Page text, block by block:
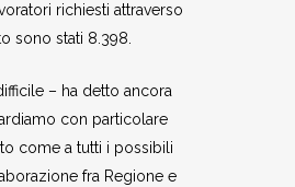
richiesti attraverso
sono stati 8.398.
– ha detto ancora
con particolare
come a tutti i possibili
fra Regione e